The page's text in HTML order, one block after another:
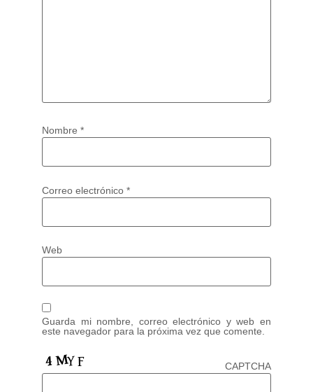
Nombre *
Correo electrónico *
Web
Guarda mi nombre, correo electrónico y web en
este navegador para la próxima vez que comente.
CAPTCHA